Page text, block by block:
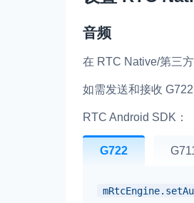
音频
在 RTC Native/第三
如需发送和接收
RTC Android SDK：
G722